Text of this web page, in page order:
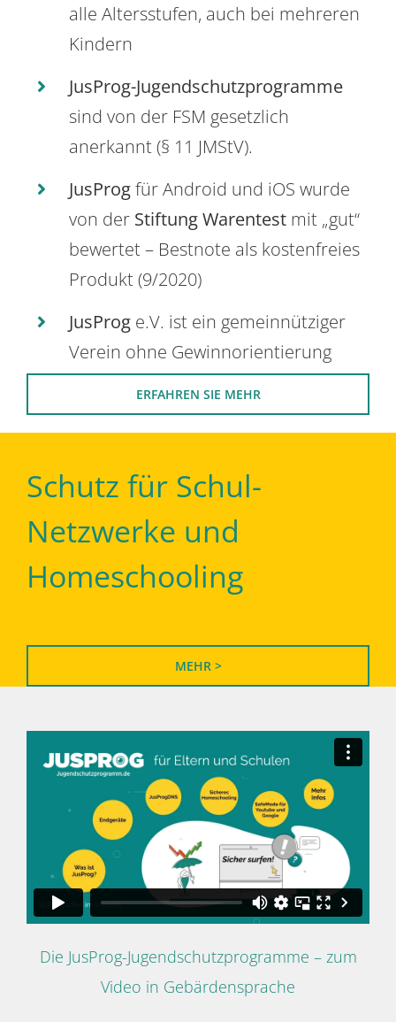
alle Altersstufen, auch bei mehreren
Kindern
JusProg-Jugendschutzprogramme
sind von der FSM gesetzlich
anerkannt (§ 11 JMStV).
JusProgfür Android und iOS wurde
von der Stiftung Warentest mit „gut“
bewertet – Bestnote als kostenfreies
Produkt (9/2020)
JusProg e.V. ist ein gemeinnütziger
Verein ohne Gewinnorientierung
ERFAHREN SIE MEHR
Schutz für Schul-
Netzwerke und
Homeschooling
MEHR >
Die JusProg-Jugendschutzprogramme – zum
Video in Gebärdensprache